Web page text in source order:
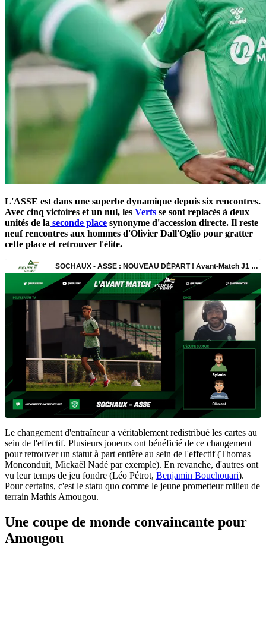
L'ASSE est dans une superbe dynamique depuis six rencontres.
Avec cinq victoires et un nul, les Verts se sont replacés à deux
unités de la seconde place synonyme d'accession directe. Il reste
neuf rencontres aux hommes d'Olivier Dall'Oglio pour gratter
cette place et retrouver l'élite.
Le changement d'entraîneur a véritablement redistribué les cartes au
sein de l'effectif. Plusieurs joueurs ont bénéficié de ce changement
pour retrouver un statut à part entière au sein de l'effectif (Thomas
Monconduit, Mickaël Nadé par exemple). En revanche, d'autres ont
vu leur temps de jeu fondre (Léo Pétrot, Benjamin Bouchouari).
Pour certains, c'est le statu quo comme le jeune prometteur milieu de
terrain Mathis Amougou.
Une coupe de monde convaincante pour
Amougou